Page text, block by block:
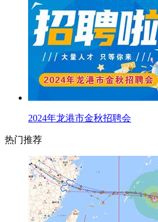
2024年龙港市金秋招聘会
热门推荐